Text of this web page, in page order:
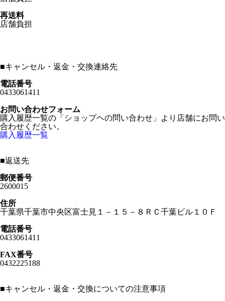
再送料
店舗負担
■キャンセル・返金・交換連絡先
電話番号
0433061411
お問い合わせフォーム
購入履歴一覧の「ショップヘの問い合わせ」より店舗にお問い
合わせください。
購入履歴一覧
■返送先
郵便番号
2600015
住所
千葉県千葉市中央区富士見１－１５－８ＲＣ千葉ビル１０Ｆ
電話番号
0433061411
FAX番号
0432225188
■キャンセル・返金・交換についての注意事項